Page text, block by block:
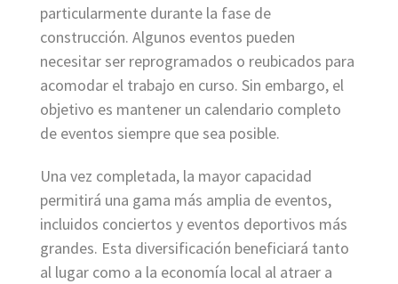
particularmente durante la fase de
construcción. Algunos eventos pueden
necesitar ser reprogramados o reubicados para
acomodar el trabajo en curso. Sin embargo, el
objetivo es mantener un calendario completo
de eventos siempre que sea posible.
Una vez completada, la mayor capacidad
permitirá una gama más amplia de eventos,
incluidos conciertos y eventos deportivos más
grandes. Esta diversificación beneficiará tanto
al lugar como a la economía local al atraer a